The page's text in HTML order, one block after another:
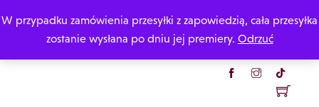
to
W przypadku zamówienia przesyłki z zapowiedzią, cała przesyłka
zostanie wysłana po dniu jej premiery. Odrzuć
Katarzyna Rzepecka
Menu